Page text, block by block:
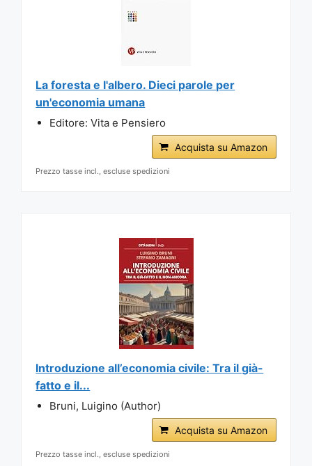
La foresta e l'albero. Dieci parole per
un'economia umana
Editore: Vita e Pensiero
Acquista su Amazon
Prezzo tasse incl., escluse spedizioni
Introduzione all’economia civile: Tra il già-
fatto e il...
Bruni, Luigino (Author)
Acquista su Amazon
Prezzo tasse incl., escluse spedizioni